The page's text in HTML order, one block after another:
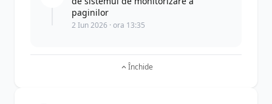
paginilor
2 Iun 2026 · ora 13:35
Închide